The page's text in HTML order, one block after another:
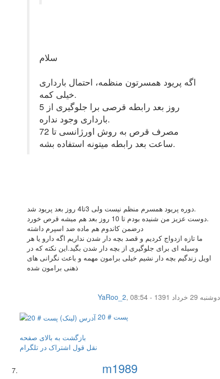
سلام
اگه پریود همسرتون منظمه، احتمال بارداری
خیلی کمه.
5 روز بعد رابطه قرصی برا جلوگیری از
بارداری وجود نداره.
مصرف قرص به روش اورژانسی تا 72
ساعت بعد رابطه میتونه استفاده بشه.
دوره پریود همسرم منظم نیست ولی 3تا4 روز بعد پریود شد.
دوست عزیز من شنیده بودم تا 10 روز بعد هم میشه قرص خورد.
درضمن کاندوم هم ماده ضد اسپرم داشته
ما تازه ازدواج کردیم و قصد بچه دار شدن نداریم اگه دارو یا هر
وسیله ای برای جلوگیری از بچه دار شدن بگید.این نکته که در
اویل زندگیم بچه دار نشیم خیلی برامون مهمه و باعث نگرانی های
ذهنی برامون شده
YaRoo_2,
دوشنبه 29 خرداد 1391 - 08:54
پست # 20
بازگشت به بالای صفحه
نقل قول اشتراک در تلگرام
m1989